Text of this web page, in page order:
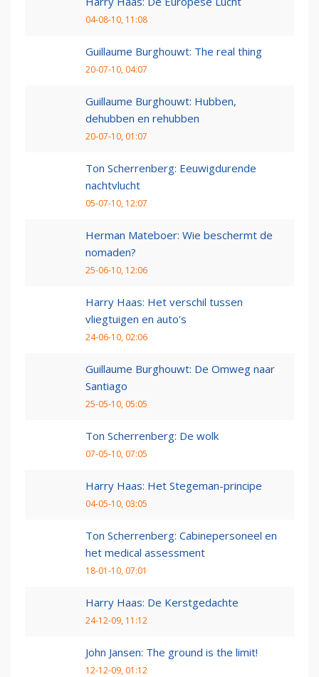
04-08-10, 11:08
Guillaume Burghouwt: The real thing
20-07-10, 04:07
Guillaume Burghouwt: Hubben,
dehubben en rehubben
20-07-10, 01:07
Ton Scherrenberg: Eeuwigdurende
nachtvlucht
05-07-10, 12:07
Herman Mateboer: Wie beschermt de
nomaden?
25-06-10, 12:06
Harry Haas: Het verschil tussen
vliegtuigen en auto's
24-06-10, 02:06
Guillaume Burghouwt: De Omweg naar
Santiago
25-05-10, 05:05
Ton Scherrenberg: De wolk
07-05-10, 07:05
Harry Haas: Het Stegeman-principe
04-05-10, 03:05
Ton Scherrenberg: Cabinepersoneel en
het medical assessment
18-01-10, 07:01
Harry Haas: De Kerstgedachte
24-12-09, 11:12
John Jansen: The ground is the limit!
12-12-09, 01:12